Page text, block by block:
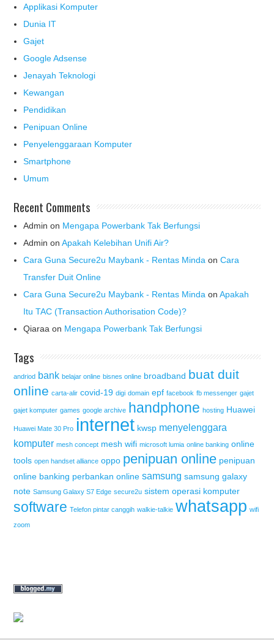
Applikasi Komputer
Dunia IT
Gajet
Google Adsense
Jenayah Teknologi
Kewangan
Pendidikan
Penipuan Online
Penyelenggaraan Komputer
Smartphone
Umum
Recent Comments
Admin on Mengapa Powerbank Tak Berfungsi
Admin onApakah Kelebihan Unifi Air?
Cara Guna Secure2u Maybank - Rentas Minda onCara
Transfer Duit Online
Cara Guna Secure2u Maybank - Rentas Minda onApakah
Itu TAC (Transaction Authorisation Code)?
Qiaraa on Mengapa Powerbank Tak Berfungsi
Tags
andriod bank belajar online bisnes online broadband buat duit
online carta-alir covid-19 digi domain epf facebook fb messenger gajet
gajet komputer games google archive handphone hosting Huawei
Huawei Mate 30 Pro internet kwsp menyelenggara
komputer mesh concept mesh wifi microsoft lumia online banking online
tools open handset alliance oppo penipuan online penipuan
online banking perbankan online samsung samsung galaxy
note Samsung Galaxy S7 Edge secure2u sistem operasi komputer
software Telefon pintar canggih walkie-talkie whatsapp wifi
zoom